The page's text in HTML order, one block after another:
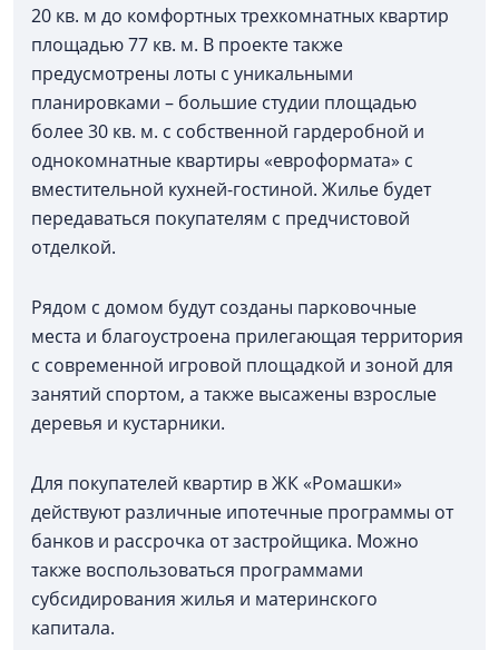
20 кв. м до комфортных трехкомнатных квартир
площадью 77 кв. м. В проекте также
предусмотрены лоты с уникальными
планировками – большие студии площадью
более 30 кв. м. с собственной гардеробной и
однокомнатные квартиры «евроформата» с
вместительной кухней-гостиной. Жилье будет
передаваться покупателям с предчистовой
отделкой.
Рядом с домом будут созданы парковочные
места и благоустроена прилегающая территория
с современной игровой площадкой и зоной для
занятий спортом, а также высажены взрослые
деревья и кустарники.
Для покупателей квартир в ЖК «Ромашки»
действуют различные ипотечные программы от
банков и рассрочка от застройщика. Можно
также воспользоваться программами
субсидирования жилья и материнского
капитала.